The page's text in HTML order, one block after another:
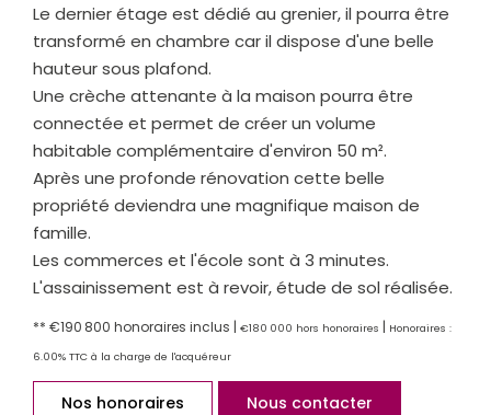
Le dernier étage est dédié au grenier, il pourra être
transformé en chambre car il dispose d'une belle
hauteur sous plafond.
Une crèche attenante à la maison pourra être
connectée et permet de créer un volume
habitable complémentaire d'environ 50 m².
Après une profonde rénovation cette belle
propriété deviendra une magnifique maison de
famille.
Les commerces et l'école sont à 3 minutes.
L'assainissement est à revoir, étude de sol réalisée.
** €190 800 honoraires inclus | €180 000 hors honoraires | Honoraires :
6.00% TTC à la charge de l'acquéreur
Nos honoraires Nous contacter